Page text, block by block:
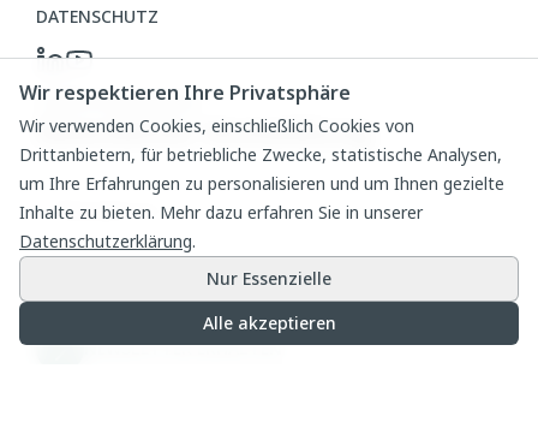
Wir respektieren Ihre Privatsphäre
Wir verwenden Cookies, einschließlich Cookies von
Drittanbietern, für betriebliche Zwecke, statistische Analysen,
um Ihre Erfahrungen zu personalisieren und um Ihnen gezielte
Inhalte zu bieten. Mehr dazu erfahren Sie in unserer
Datenschutzerklärung.
Nur Essenzielle
Alle akzeptieren
DATENSCHUTZ
Cookie-Einstellungen
Newsletter Anmeldung
Mailadresse
Datenschutzbestimmungen
NEWSLETTER ERHALTEN